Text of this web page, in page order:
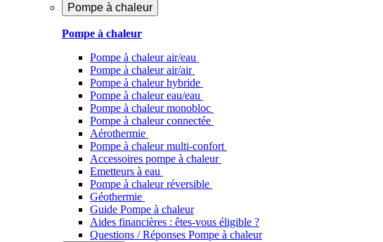
Pompe à chaleur
Pompe à chaleur
Pompe à chaleur air/eau
Pompe à chaleur air/air
Pompe à chaleur hybride
Pompe à chaleur​ eau/eau
Pompe à chaleur monobloc
Pompe à chaleur connectée
Aérothermie
Pompe à chaleur multi-confort
Accessoires pompe à chaleur
Emetteurs à eau
Pompe à chaleur réversible
Géothermie
Guide Pompe à chaleur
Aides financières : êtes-vous éligible ?
Questions / Réponses Pompe à chaleur